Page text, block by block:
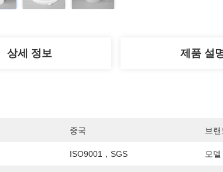
상세 정보 제품 설
중국 브
ISO9001，SGS 모